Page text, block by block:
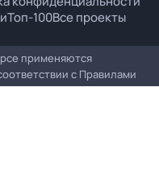
Топ-100Все проекты
применяются
с Правилами